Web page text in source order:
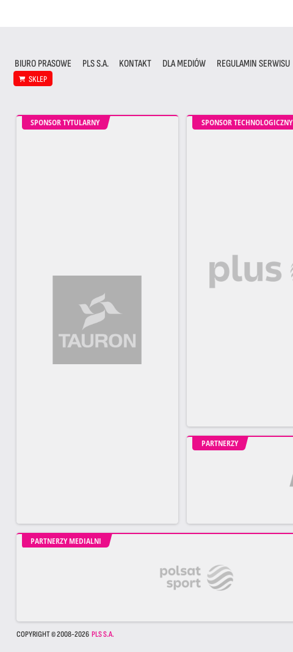
BIURO PRASOWE PLS S.A. KONTAKT DLA MEDIÓW REGULAMIN SERWISU
SKLEP
SPONSOR TYTULARNY SPONSOR TECHNOLOGICZNY
PARTNERZY
PARTNERZY MEDIALNI
COPYRIGHT © 2008-2026 PLS S.A.